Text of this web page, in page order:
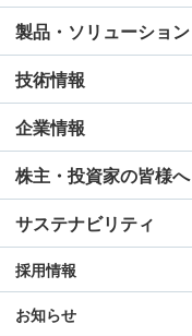
製品・ソリューション
技術情報
企業情報
株主・投資家の皆様へ
サステナビリティ
採用情報
お知らせ